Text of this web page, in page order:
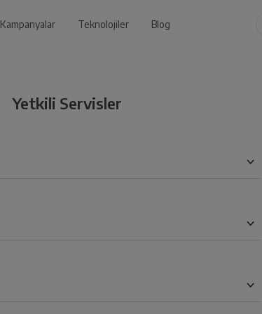
Kampanyalar Teknolojiler Blog
Yetkili Servisler